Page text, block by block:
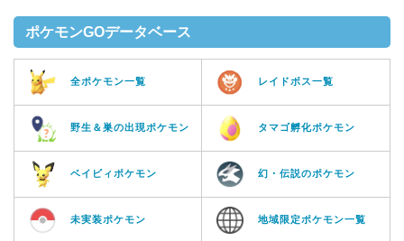
ポケモンGOデータベース
全ポケモン一覧 レイドボス一覧
野生＆巣の出現ポケモン タマゴ孵化ポケモン
ベイビィポケモン 幻・伝説のポケモン
未実装ポケモン 地域限定ポケモン一覧